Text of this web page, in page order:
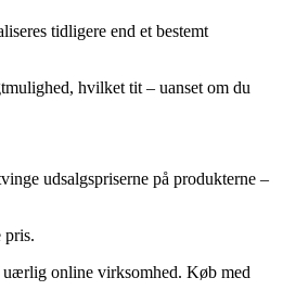
tidligere end et bestemt
hvilket tit – uanset om du
udsalgspriserne på produkterne –
pris.
uærlig online virksomhed. Køb med